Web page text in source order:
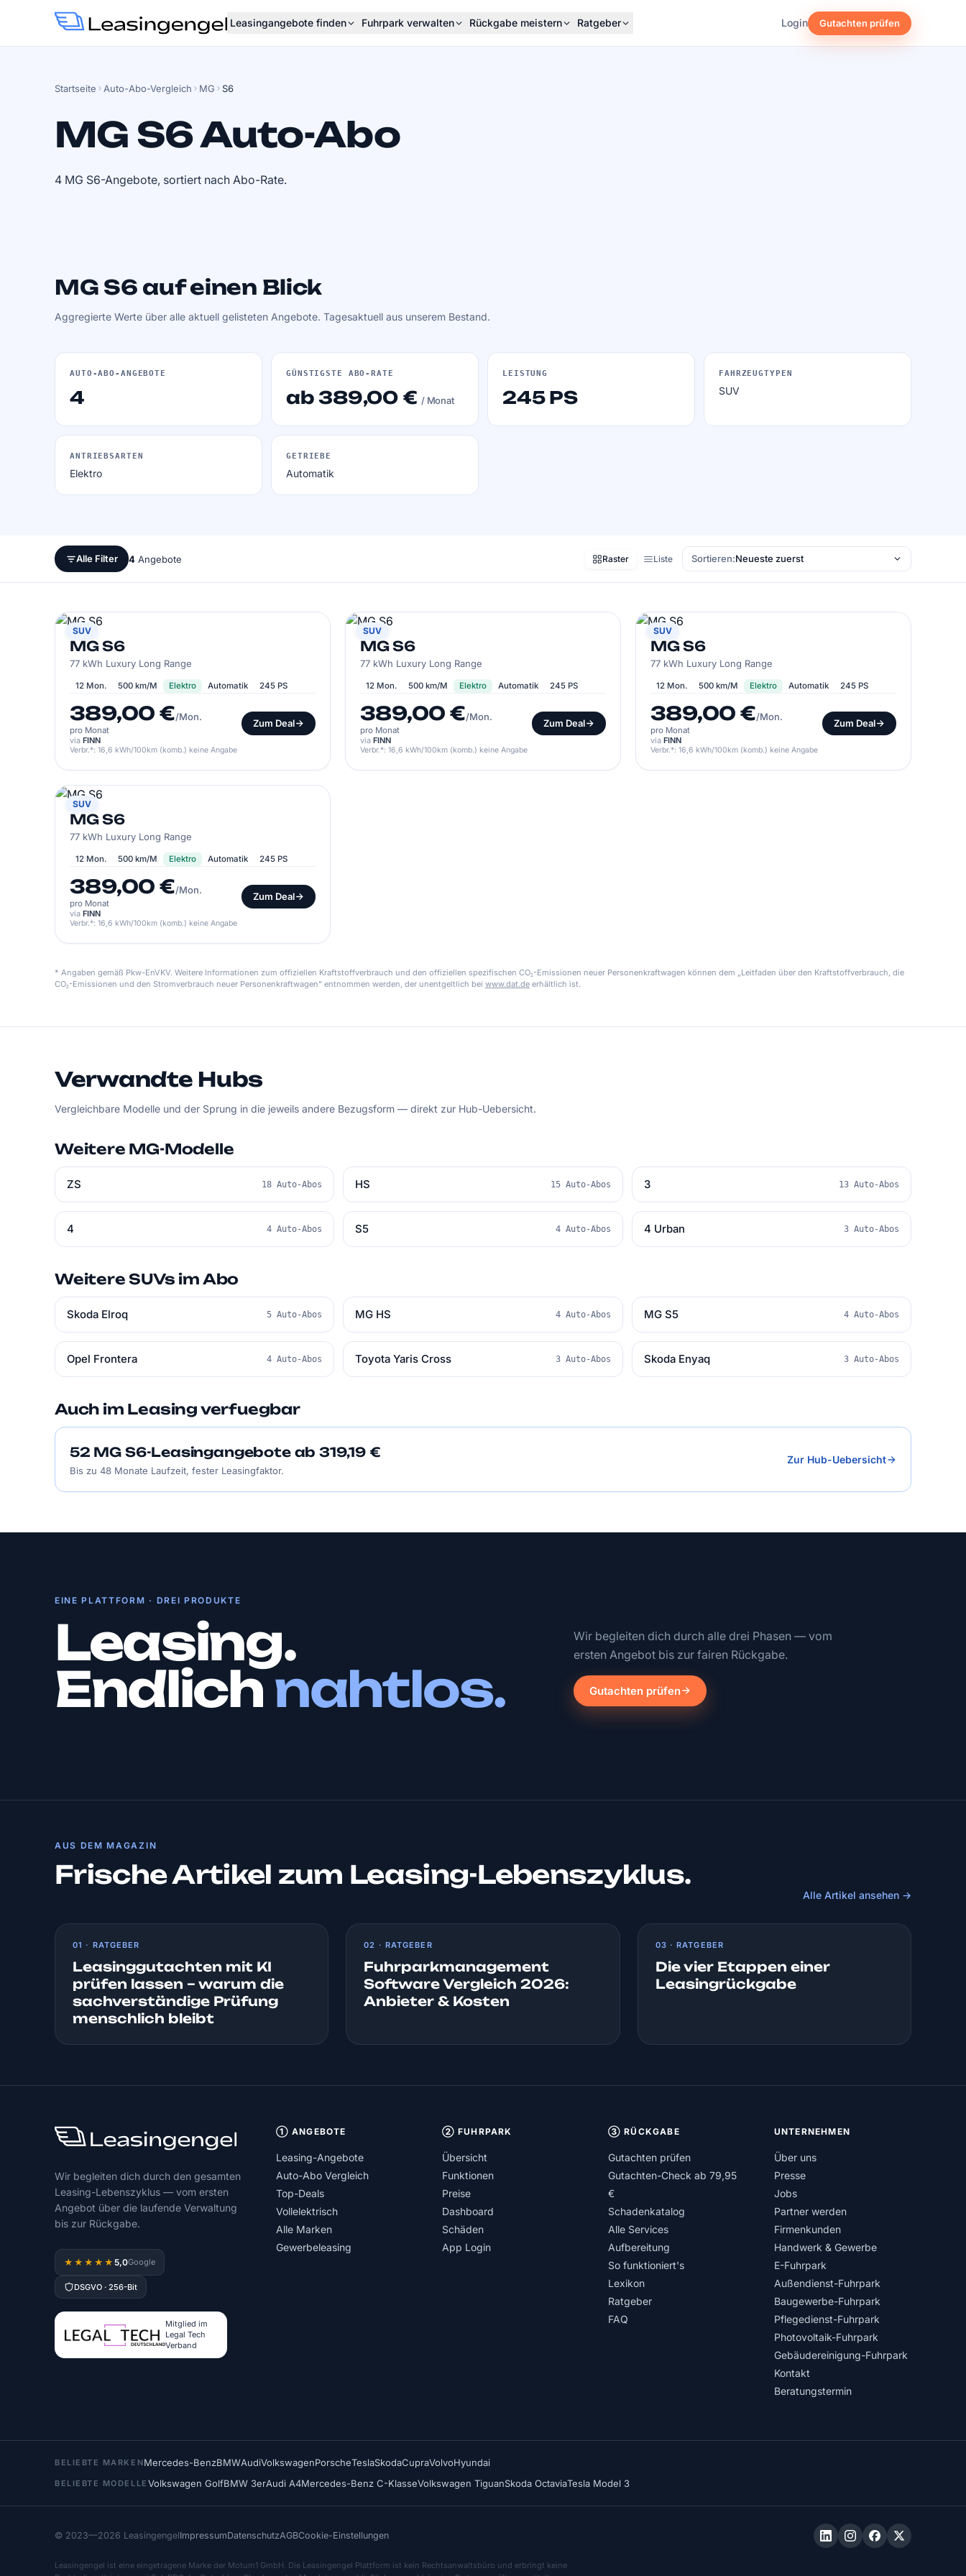
Leasingangebote finden Fuhrpark verwalten Rückgabe meistern Ratgeber Login Gutachten prüfen
Startseite Auto-Abo-Vergleich MG S6
MG S6 Auto-Abo
4 MG S6-Angebote, sortiert nach Abo-Rate.
MG S6 auf einen Blick
Aggregierte Werte über alle aktuell gelisteten Angebote. Tagesaktuell aus unserem Bestand.
AUTO-ABO-ANGEBOTE
4
GÜNSTIGSTE ABO-RATE
ab 389,00 €/ Monat
LEISTUNG
245 PS
FAHRZEUGTYPEN
SUV
ANTRIEBSARTEN
Elektro
GETRIEBE
Automatik
Alle Filter 4 Angebote Raster Liste Sortieren:
SUV
MG
MG S6
77 kWh Luxury Long Range
12 Mon. 500 km/M Elektro Automatik 245 PS
389,00 €/Mon.
pro Monat
Zum Deal
via FINN
Verbr.*: 16,6 kWh/100km (komb.) keine Angabe
SUV
MG
MG S6
77 kWh Luxury Long Range
12 Mon. 500 km/M Elektro Automatik 245 PS
389,00 €/Mon.
pro Monat
Zum Deal
via FINN
Verbr.*: 16,6 kWh/100km (komb.) keine Angabe
SUV
MG
MG S6
77 kWh Luxury Long Range
12 Mon. 500 km/M Elektro Automatik 245 PS
389,00 €/Mon.
pro Monat
Zum Deal
via FINN
Verbr.*: 16,6 kWh/100km (komb.) keine Angabe
SUV
MG
MG S6
77 kWh Luxury Long Range
12 Mon. 500 km/M Elektro Automatik 245 PS
389,00 €/Mon.
pro Monat
Zum Deal
via FINN
Verbr.*: 16,6 kWh/100km (komb.) keine Angabe
* Angaben gemäß Pkw-EnVKV. Weitere Informationen zum offiziellen Kraftstoffverbrauch und den offiziellen spezifischen CO₂-Emissionen neuer Personenkraftwagen können dem „Leitfaden über den Kraftstoffverbrauch, die
CO₂-Emissionen und den Stromverbrauch neuer Personenkraftwagen" entnommen werden, der unentgeltlich bei www.dat.de erhältlich ist.
Verwandte Hubs
Vergleichbare Modelle und der Sprung in die jeweils andere Bezugsform — direkt zur Hub-Uebersicht.
Weitere MG-Modelle
ZS 18 Auto-Abos HS 15 Auto-Abos 3 13 Auto-Abos
4 4 Auto-Abos S5 4 Auto-Abos 4 Urban 3 Auto-Abos
Weitere SUVs im Abo
Skoda Elroq 5 Auto-Abos MG HS 4 Auto-Abos MG S5 4 Auto-Abos
Opel Frontera 4 Auto-Abos Toyota Yaris Cross 3 Auto-Abos Skoda Enyaq 3 Auto-Abos
Auch im Leasing verfuegbar
52 MG S6-Leasingangebote ab 319,19 €
Bis zu 48 Monate Laufzeit, fester Leasingfaktor.
Zur Hub-Uebersicht
EINE PLATTFORM · DREI PRODUKTE
Leasing.
Endlichnahtlos.
Wir begleiten dich durch alle drei Phasen — vom
ersten Angebot bis zur fairen Rückgabe.
Gutachten prüfen
AUS DEM MAGAZIN
Frische Artikel zum Leasing-Lebenszyklus.
Alle Artikel ansehen →
01 · RATGEBER
Leasinggutachten mit KI
prüfen lassen – warum die
sachverständige Prüfung
menschlich bleibt
02 · RATGEBER
Fuhrparkmanagement
Software Vergleich 2026:
Anbieter & Kosten
03 · RATGEBER
Die vier Etappen einer
Leasingrückgabe
Wir begleiten dich durch den gesamten
Leasing-Lebenszyklus — vom ersten
Angebot über die laufende Verwaltung
bis zur Rückgabe.
★★★★★ 5,0Google
DSGVO · 256-Bit
Mitglied im
Legal Tech
Verband
① ANGEBOTE
Leasing-Angebote
Auto-Abo Vergleich
Top-Deals
Vollelektrisch
Alle Marken
Gewerbeleasing
② FUHRPARK
Übersicht
Funktionen
Preise
Dashboard
Schäden
App Login
③ RÜCKGABE
Gutachten prüfen
Gutachten-Check ab 79,95
€
Schadenkatalog
Alle Services
Aufbereitung
So funktioniert's
Lexikon
Ratgeber
FAQ
UNTERNEHMEN
Über uns
Presse
Jobs
Partner werden
Firmenkunden
Handwerk & Gewerbe
E-Fuhrpark
Außendienst-Fuhrpark
Baugewerbe-Fuhrpark
Pflegedienst-Fuhrpark
Photovoltaik-Fuhrpark
Gebäudereinigung-Fuhrpark
Kontakt
Beratungstermin
BELIEBTE MARKENMercedes-BenzBMWAudiVolkswagenPorscheTeslaSkodaCupraVolvoHyundai
BELIEBTE MODELLE Volkswagen GolfBMW 3erAudi A4Mercedes-Benz C-KlasseVolkswagen TiguanSkoda OctaviaTesla Model 3
© 2023—2026 LeasingengelImpressumDatenschutzAGBCookie-Einstellungen
Leasingengel ist eine eingetragene Marke der Motum1 GmbH. Die Leasingengel Plattform ist kein Rechtsanwaltsbüro und erbringt keine